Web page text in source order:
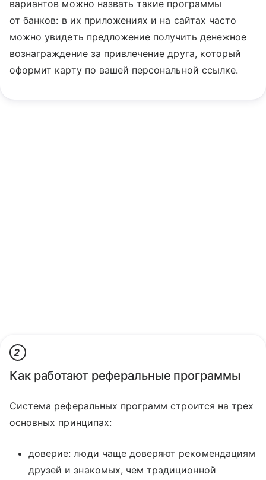
вариантов можно назвать такие программы
от банков: в их приложениях и на сайтах часто
можно увидеть предложение получить денежное
вознаграждение за привлечение друга, который
оформит карту по вашей персональной ссылке.
2
Как работают реферальные программы
Система реферальных программ строится на трех
основных принципах:
доверие: люди чаще доверяют рекомендациям
друзей и знакомых, чем традиционной